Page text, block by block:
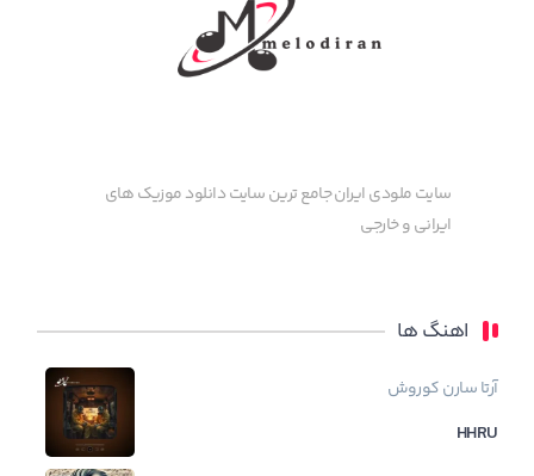
سایت ملودی ایران جامع ترین سایت دانلود موزیک های
ایرانی و خارجی
اهنگ ها
آرتاسارنکوروش
HHRU